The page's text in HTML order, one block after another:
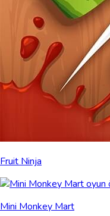
Fruit Ninja
Mini Monkey Mart